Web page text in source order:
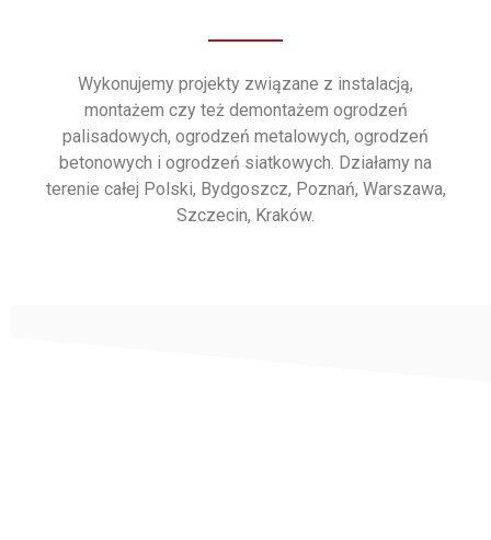
Wykonujemy projekty związane z instalacją,
montażem czy też demontażem ogrodzeń
palisadowych, ogrodzeń metalowych, ogrodzeń
betonowych i ogrodzeń siatkowych. Działamy na
terenie całej Polski, Bydgoszcz, Poznań, Warszawa,
Szczecin, Kraków.